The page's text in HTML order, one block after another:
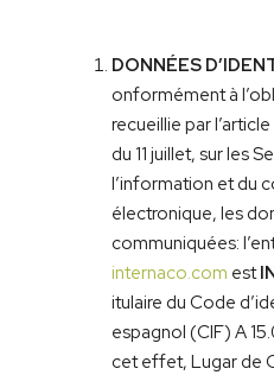
DONNÉES
onformément à
recueillie par
du 11 juillet, sur les
l’information et du
électronique, les
communiquées:
internaco.com est
itulaire du Code
espagnol (CIF) A
cet effet, Lugar de